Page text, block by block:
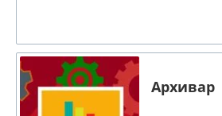
Архивар